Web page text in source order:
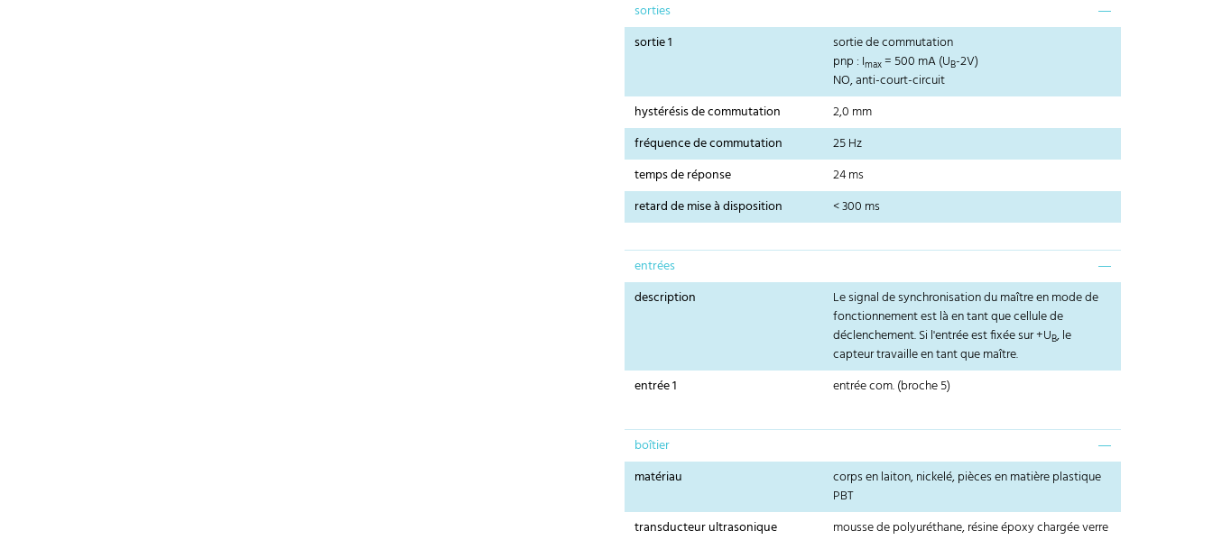
sorties
sortie 1
sortie de commutation
pnp : Imax= 500 mA (UB-2V)
NO, anti-court-circuit
hystérésis de commutation
2,0 mm
fréquence de commutation
25 Hz
temps de réponse
24 ms
retard de mise à disposition
< 300 ms
entrées
description
Le signal de synchronisation du maître en mode de
fonctionnement est là en tant que cellule de
déclenchement. Si l'entrée est fixée sur +UB, le
capteur travaille en tant que maître.
entrée 1
entrée com. (broche 5)
boîtier
matériau
corps en laiton, nickelé, pièces en matière plastique
PBT
transducteur ultrasonique
mousse de polyuréthane, résine époxy chargée verre